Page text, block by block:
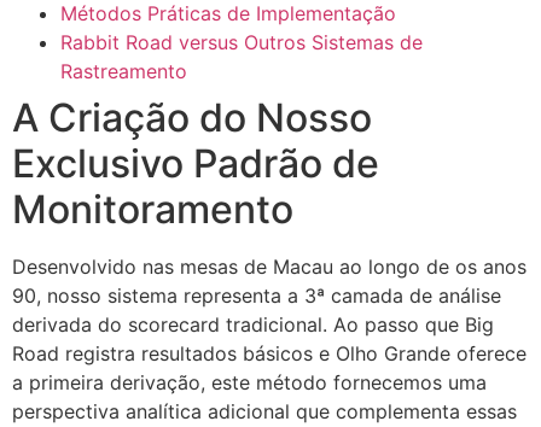
Métodos Práticas de Implementação
Rabbit Road versus Outros Sistemas de
Rastreamento
A Criação do Nosso
Exclusivo Padrão de
Monitoramento
Desenvolvido nas mesas de Macau ao longo de os anos
90, nosso sistema representa a 3ª camada de análise
derivada do scorecard tradicional. Ao passo que Big
Road registra resultados básicos e Olho Grande oferece
a primeira derivação, este método fornecemos uma
perspectiva analítica adicional que complementa essas